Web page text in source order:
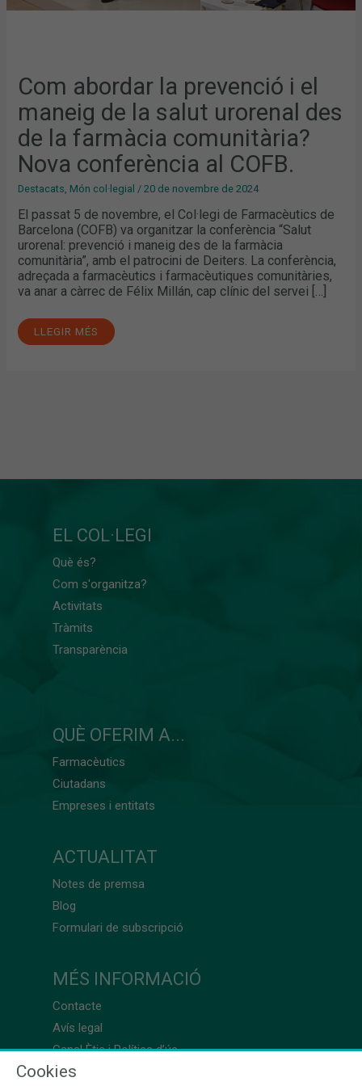
Com abordar la prevenció i el
maneig de la salut urorenal des
de la farmàcia comunitària?
Nova conferència al COFB.
Destacats, Món col·legial /20 de novembre de 2024
El passat 5 de novembre, el Col·legi de Farmacèutics de
Barcelona (COFB) va organitzar la conferència “Salut
urorenal: prevenció i maneig des de la farmàcia
comunitària”, amb el patrocini de Deiters. La conferència,
adreçada a farmacèutics i farmacèutiques comunitàries,
va anar a càrrec de Félix Millán, cap clínic del servei […]
CONFERÈNCIA
LLEGIR MÉS
EL COL·LEGI
Què és?
Com s'organitza?
Activitats
Tràmits
Transparència
QUÈ OFERIM A...
Farmacèutics
Ciutadans
Empreses i entitats
ACTUALITAT
Notes de premsa
Blog
Formulari de subscripció
MÉS INFORMACIÓ
Contacte
Avís legal
Canal Ètic i Política d’ús
Cookies